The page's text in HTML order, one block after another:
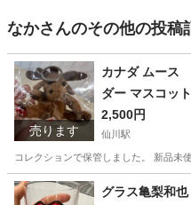
なかさんのその他の投稿
売ります
カナダ ムース
ダー マスコット
2,500円
仙川駅
コレクションで保管しました。 新品未
東京 調布市 仙川駅 おもち
グラス亀梨和